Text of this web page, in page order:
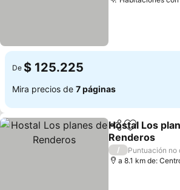
De $ 125.225
Mira precios de 7 páginas
CompartirAgregar a
Hostal Los
Renderos
Ver precios
/
Puntuación no
a 8.1 km de: